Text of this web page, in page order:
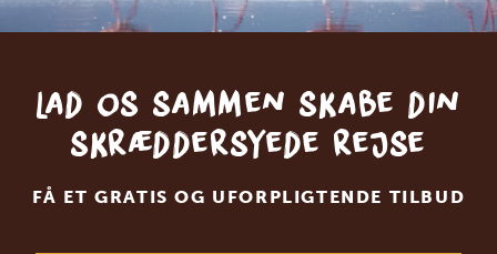
Lad os sammen skabe din
skræddersyede rejse
FÅ ET GRATIS OG UFORPLIGTENDE TILBUD